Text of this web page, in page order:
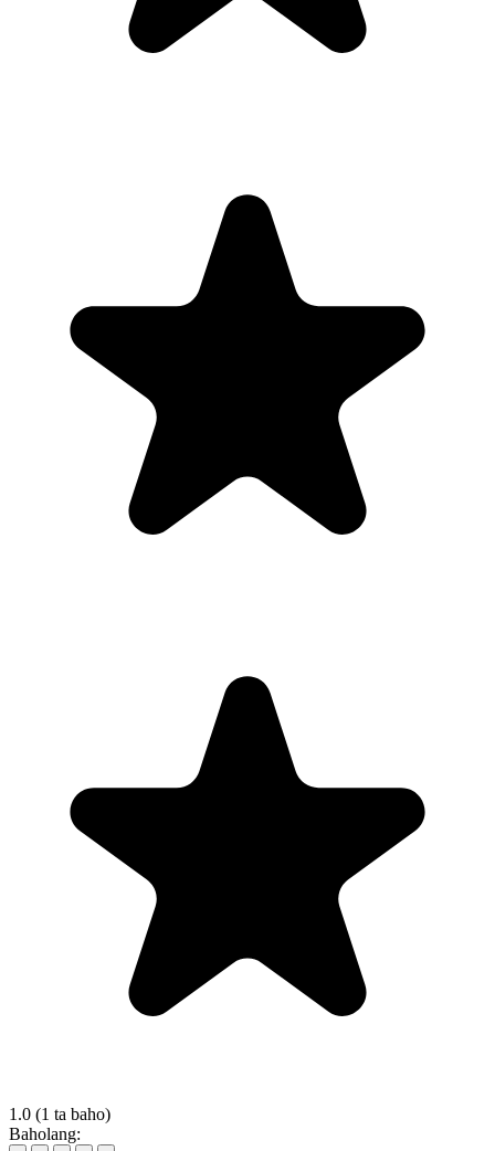
1.0 (1 ta baho)
Baholang: